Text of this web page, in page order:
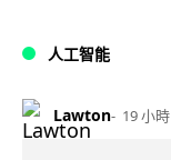
人工智能
Lawton 19 小時